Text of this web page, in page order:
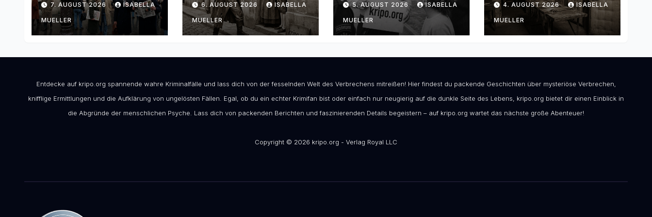
7. AUGUST 2026 ISABELLA
MUELLER
6. AUGUST 2026 ISABELLA
MUELLER
5. AUGUST 2026 ISABELLA
MUELLER
4. AUGUST 2026 ISABELLA
MUELLER
Entdecke auf kripo.org spannende wahre Kriminalfälle und lass dich von der fesselnden Welt des Verbrechens mitreißen! Hier findest du packende Geschichten über mysteriöse Verbrechen,
knifflige Ermittlungen und die Aufklärung von ungelösten Fällen. Egal, ob du ein echter Krimifan bist oder einfach nur neugierig auf die dunkle Seite des Lebens, kripo.org bietet dir einen Einblick in
die Abgründe der menschlichen Psyche. Lass dich von packenden Berichten und faszinierenden Details begeistern – auf kripo.org wartet das nächste große Abenteuer!
Copyright © 2026 kripo.org - Verlag Royal LLC